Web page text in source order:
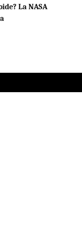
La NASA